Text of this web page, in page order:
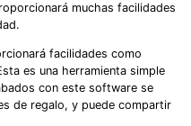
muchas facilidades
facilidades como
es una herramienta simple
con este software se
de regalo, y puede compartir